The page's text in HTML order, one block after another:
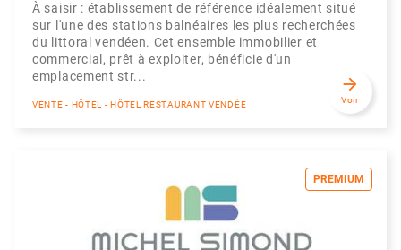
À saisir : établissement de référence idéalement situé
sur l'une des stations balnéaires les plus recherchées
du littoral vendéen. Cet ensemble immobilier et
commercial, prêt à exploiter, bénéficie d'un
emplacement str...
VENTE - HÔTEL - HÔTEL RESTAURANT VENDÉE
arrow_forward
Voir
PREMIUM